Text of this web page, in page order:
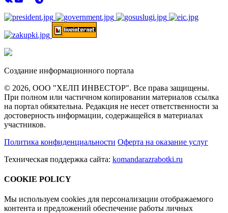
Создание информационного портала
© 2026, ООО "ХЕЛП ИНВЕСТОР". Все права защищены.
При полном или частичном копировании материалов ссылка
на портал обязательна. Редакция не несет ответственности за
достоверность информации, содержащейся в материалах
участников.
Политика конфиденциальности Оферта на оказание услуг
Техническая поддержка сайта: komandarazrabotki.ru
COOKIE POLICY
Мы используем cookies для персонализации отображаемого
контента и предложений обеспечение работы личных